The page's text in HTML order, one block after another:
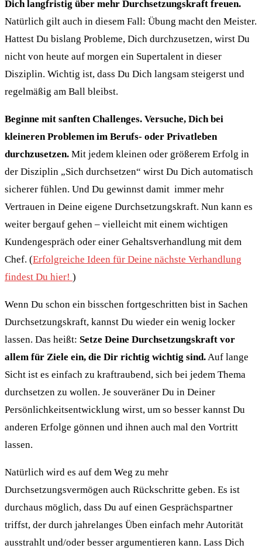
Dich langfristig über mehr Durchsetzungskraft freuen.
Natürlich gilt auch in diesem Fall: Übung macht den Meister.
Hattest Du bislang Probleme, Dich durchzusetzen, wirst Du
nicht von heute auf morgen ein Supertalent in dieser
Disziplin. Wichtig ist, dass Du Dich langsam steigerst und
regelmäßig am Ball bleibst.
Beginne mit sanften Challenges. Versuche, Dich bei
kleineren Problemen im Berufs- oder Privatleben
durchzusetzen. Mit jedem kleinen oder größerem Erfolg in
der Disziplin „Sich durchsetzen“ wirst Du Dich automatisch
sicherer fühlen. Und Du gewinnst damit immer mehr
Vertrauen in Deine eigene Durchsetzungskraft. Nun kann es
weiter bergauf gehen – vielleicht mit einem wichtigen
Kundengespräch oder einer Gehaltsverhandlung mit dem
Chef. (Erfolgreiche Ideen für Deine nächste Verhandlung
findest Du hier! )
Wenn Du schon ein bisschen fortgeschritten bist in Sachen
Durchsetzungskraft, kannst Du wieder ein wenig locker
lassen. Das heißt: Setze Deine Durchsetzungskraft vor
allem für Ziele ein, die Dir richtig wichtig sind.Auf lange
Sicht ist es einfach zu kraftraubend, sich bei jedem Thema
durchsetzen zu wollen. Je souveräner Du in Deiner
Persönlichkeitsentwicklung wirst, um so besser kannst Du
anderen Erfolge gönnen und ihnen auch mal den Vortritt
lassen.
Natürlich wird es auf dem Weg zu mehr
Durchsetzungsvermögen auch Rückschritte geben. Es ist
durchaus möglich, dass Du auf einen Gesprächspartner
triffst, der durch jahrelanges Üben einfach mehr Autorität
ausstrahlt und/oder besser argumentieren kann. Lass Dich